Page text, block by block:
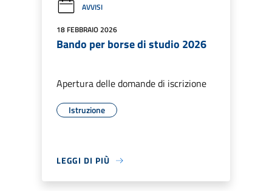
AVVISI
18 FEBBRAIO 2026
Bando per borse di studio 2026
Apertura delle domande di iscrizione
Istruzione
LEGGI DI PIÙ